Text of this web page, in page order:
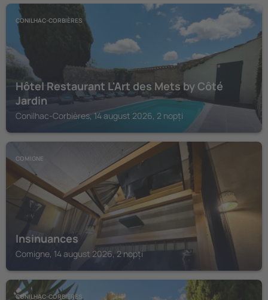
CONILHAC-CORBIÈRES
Hôtel Restaurant L'Art des Mets by Côté
Jardin
Conilhac-Corbières, 14 august 2026, 2 nopți
COMIGNE
Insinuances
Comigne, 14 august 2026, 2 nopți
CONILHAC-CORBIÈRES